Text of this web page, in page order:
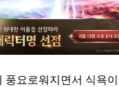
풍요로워지면서 식욕